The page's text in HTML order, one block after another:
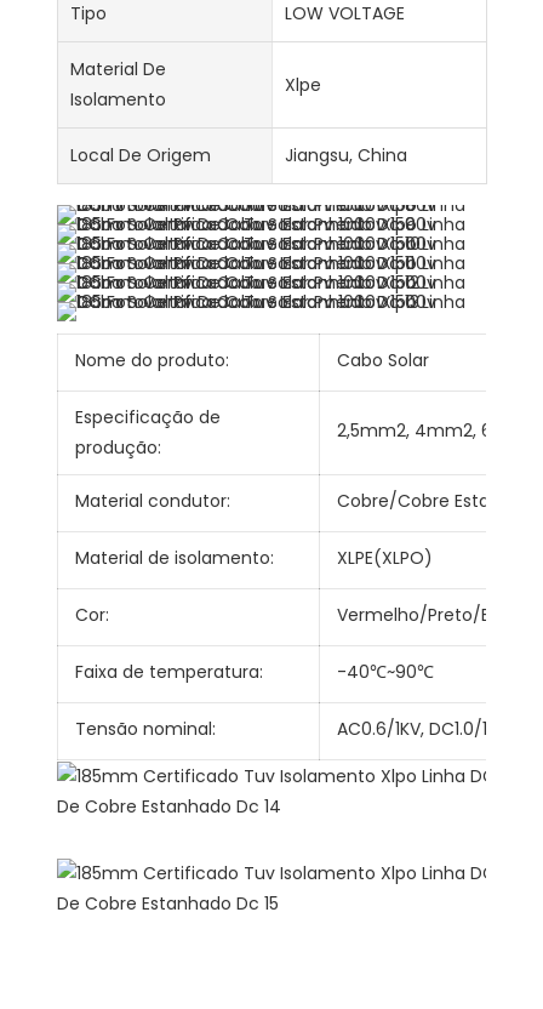
Tipo LOW VOLTAGE
Material De
Isolamento
Xlpe
Local De Origem Jiangsu, China
Nome do produto: Cabo Solar
Especificação de
produção:
2,5mm2, 4mm2,
Material condutor: Cobre/Cobre
Material de isolamento: XLPE(XLPO)
Cor: Vermelho/Preto/Branco
Faixa de temperatura: -40℃~90℃
Tensão nominal: AC0.6/1KV, DC1.0/1.8KV